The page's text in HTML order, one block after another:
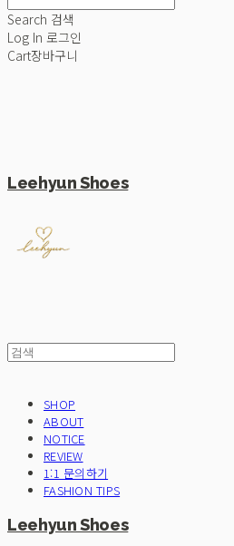
Search 검색
Log In 로그인
Cart장바구니
Leehyun Shoes
SHOP
ABOUT
NOTICE
REVIEW
1:1 문의하기
FASHION TIPS
Leehyun Shoes